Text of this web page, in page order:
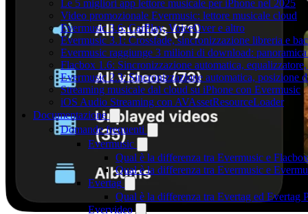
Le 5 migliori app lettore musicale per iPhone nel 2025
Video promozionale Evermusic: lettore musicale cloud
Evermusic 3.6: CarPlay, VoiceOver e altro
Evermusic 3.1: Crossfade, sincronizzazione libreria e
Evermusic raggiunge 3 milioni di download:
Flacbox 1.6: Sincronizzazione automatica,
Evermusic 2.3: Sincronizzazione automatica, posizione
Streaming musicale dal cloud su iPhone con Evermusic
iOS Audio Streaming con AVAssetResourceLoader
Documentazione
Domande frequenti
Evermusic
Qual è la differenza tra Evermusic e Flacbox
Qual è la differenza tra Evermusic e
Evertag
Qual è la differenza tra Evertag ed Evertag
Evervideo